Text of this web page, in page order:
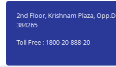
2nd Floor, Krishnam Plaza,
384265
Toll Free : 1800-20-888-20